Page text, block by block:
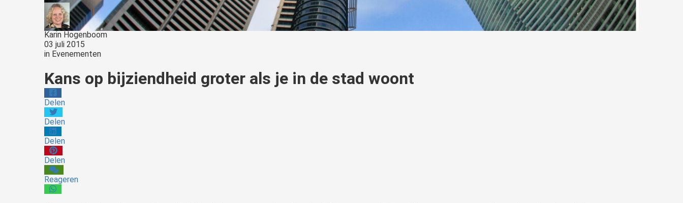
Karin Hogenboom
03 juli 2015
in Evenementen
Kans op bijziendheid groter als je in de stad woont
Delen
Delen
Delen
Delen
Reageren